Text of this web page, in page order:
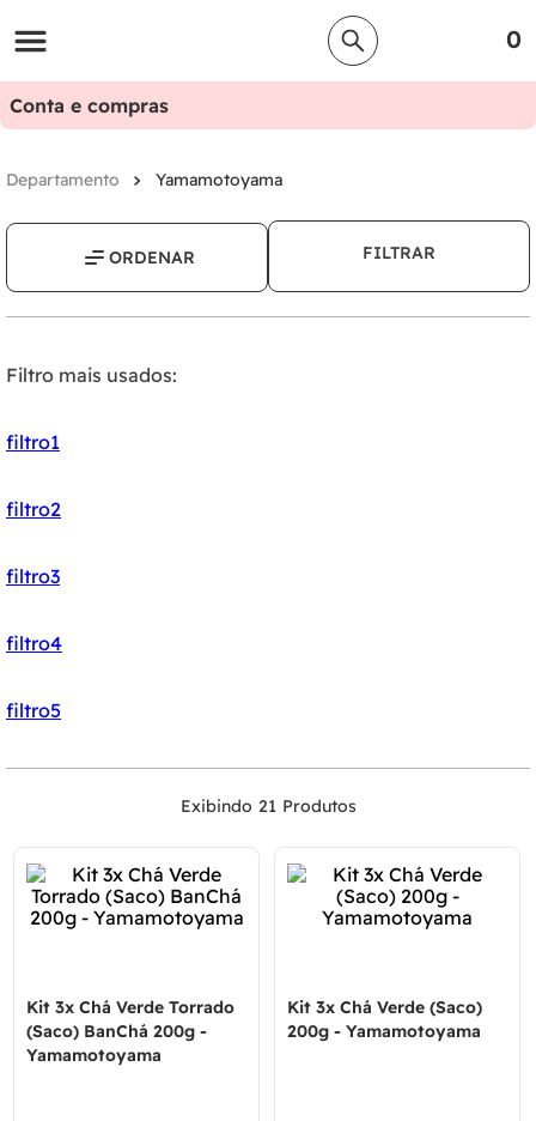
0
Conta e compras
Yamamotoyama
FILTRAR
Filtro mais usados:
filtro1
filtro2
filtro3
filtro4
filtro5
21
Kit 3x Chá Verde Torrado
(Saco) BanChá 200g -
Yamamotoyama
Kit 3x Chá Verde (Saco)
200g - Yamamotoyama